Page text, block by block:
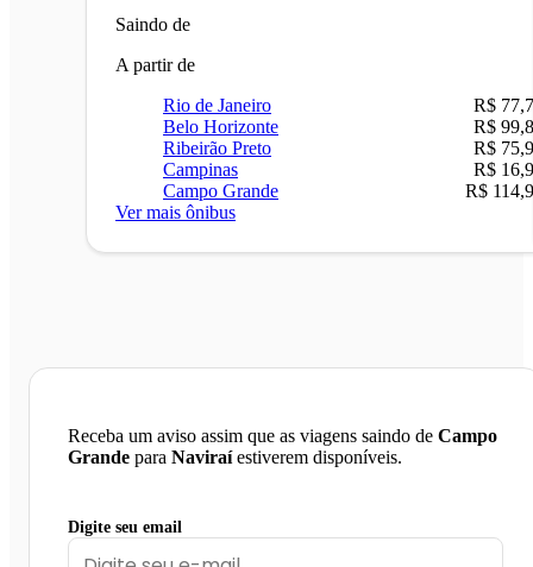
Saindo de
A partir de
Rio de Janeiro
R$
Belo Horizonte
R$
Ribeirão Preto
R$
Campinas
R$
Campo Grande
R$
Ver mais ônibus
Receba um aviso assim que as viagens saindo de Campo
Grande para Naviraíestiverem disponíveis.
Digite seu email